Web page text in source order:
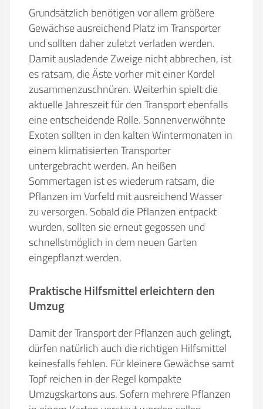
Grundsätzlich benötigen vor allem größere
Gewächse ausreichend Platz im Transporter
und sollten daher zuletzt verladen werden.
Damit ausladende Zweige nicht abbrechen, ist
es ratsam, die Äste vorher mit einer Kordel
zusammenzuschnüren. Weiterhin spielt die
aktuelle Jahreszeit für den Transport ebenfalls
eine entscheidende Rolle. Sonnenverwöhnte
Exoten sollten in den kalten Wintermonaten in
einem klimatisierten Transporter
untergebracht werden. An heißen
Sommertagen ist es wiederum ratsam, die
Pflanzen im Vorfeld mit ausreichend Wasser
zu versorgen. Sobald die Pflanzen entpackt
wurden, sollten sie erneut gegossen und
schnellstmöglich in dem neuen Garten
eingepflanzt werden.
Praktische Hilfsmittel erleichtern den
Umzug
Damit der Transport der Pflanzen auch gelingt,
dürfen natürlich auch die richtigen Hilfsmittel
keinesfalls fehlen. Für kleinere Gewächse samt
Topf reichen in der Regel kompakte
Umzugskartons aus. Sofern mehrere Pflanzen